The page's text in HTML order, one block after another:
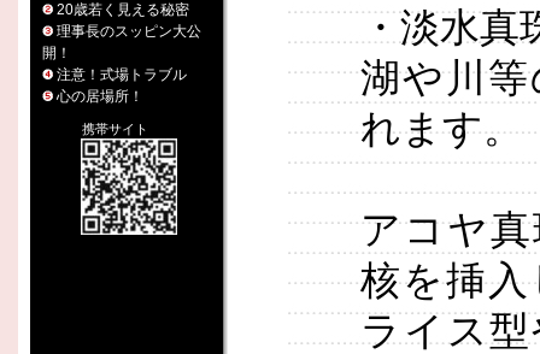
20歳若く見える秘密
理事長のスッピン大公
開！
注意！式場トラブル
心の居場所！
携帯サイト
・淡水真
湖や川
れます。
アコヤ
核を挿
ライス